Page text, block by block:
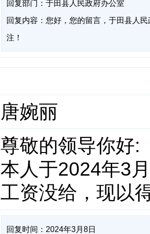
回复部门：于田县人民政府办公室
回复内容：您好，您的留言，于田县人
注！
唐婉丽
尊敬的领导你好:
本人于2024年3
工资没给，现以
回复时间：2024年3月8日